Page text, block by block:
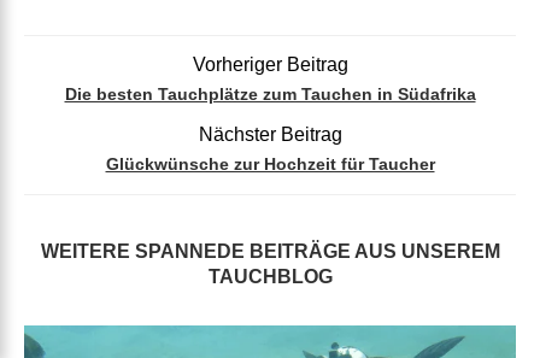
Vorheriger Beitrag
Die besten Tauchplätze zum Tauchen in Südafrika
Nächster Beitrag
Glückwünsche zur Hochzeit für Taucher
WEITERE SPANNEDE BEITRÄGE AUS UNSEREM
TAUCHBLOG